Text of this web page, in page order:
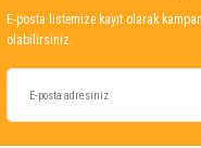
E-posta listemize kayıt olarak
olabilirsiniz.